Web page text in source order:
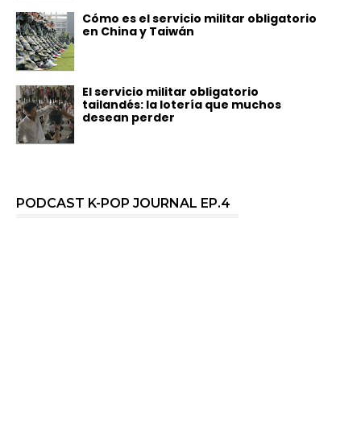
Cómo es el servicio militar obligatorio
en China y Taiwán
El servicio militar obligatorio
tailandés: la lotería que muchos
desean perder
PODCAST K-POP JOURNAL EP.4